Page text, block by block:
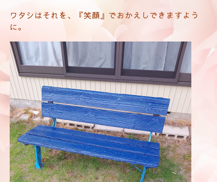
ワタシはそれを、『笑顔』でおかえしできますよう
に。